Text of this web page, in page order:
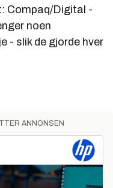
Compaq/Digital -
noen
- slik de gjorde hver
ANNONSEN